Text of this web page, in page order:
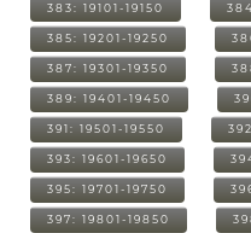
383: 19101-19150
385: 19201-19250
387: 19301-19350
389: 19401-19450
391: 19501-19550
393: 19601-19650
395: 19701-19750
397: 19801-19850